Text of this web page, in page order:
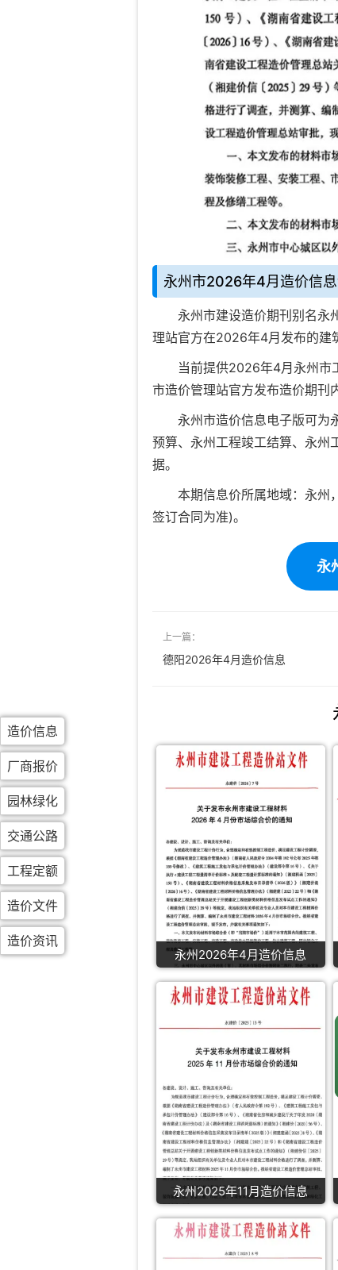
永州市2026年4月造价信息
永州市建设造价期刊别名永
理站官方在2026年4月发布的建
当前提供2026年4月永州市
市造价管理站官方发布造价期刊
永州市造价信息电子版可为
预算、 永州工程竣工结算、 永州
据。
本期信息价所属地域：永州
签订合同为准)。
永
上一篇：
德阳2026年4月造价信息
永州2026年4月造价信息
永州2025年11月造价信息
造价信息
厂商报价
园林绿化
交通公路
工程定额
造价文件
造价资讯